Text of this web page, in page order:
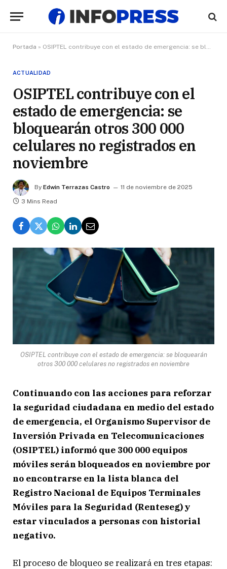
Portada » OSIPTEL contribuye con el estado de emergencia: se bloquearán otros 300 000 celulares no registrados en noviembre
ACTUALIDAD
OSIPTEL contribuye con el
estado de emergencia: se
bloquearán otros 300 000
celulares no registrados en
noviembre
By Edwin Terrazas Castro
11 de noviembre de 2025
3 Mins Read
OSIPTEL contribuye con el estado de emergencia: se bloquearán
otros 300 000 celulares no registrados en noviembre
Continuando con las acciones para reforzar
la seguridad ciudadana en medio del estado
de emergencia, el Organismo Supervisor de
Inversión Privada en Telecomunicaciones
(OSIPTEL) informó que 300 000 equipos
móviles serán bloqueados en noviembre por
no encontrarse en la lista blanca del
Registro Nacional de Equipos Terminales
Móviles para la Seguridad (Renteseg) y
estar vinculados a personas con historial
negativo.
El proceso de bloqueo se realizará en tres etapas: